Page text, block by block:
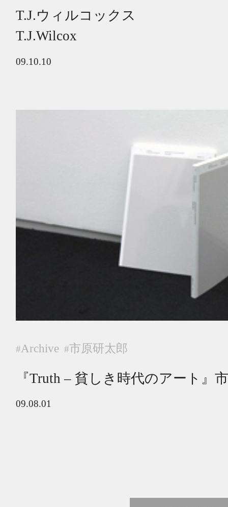
T.J.ウィルコックス
T.J.Wilcox
09.10.10
#Archive #市原研太郎
『Truth – 貧しき時代のアート』
09.08.01